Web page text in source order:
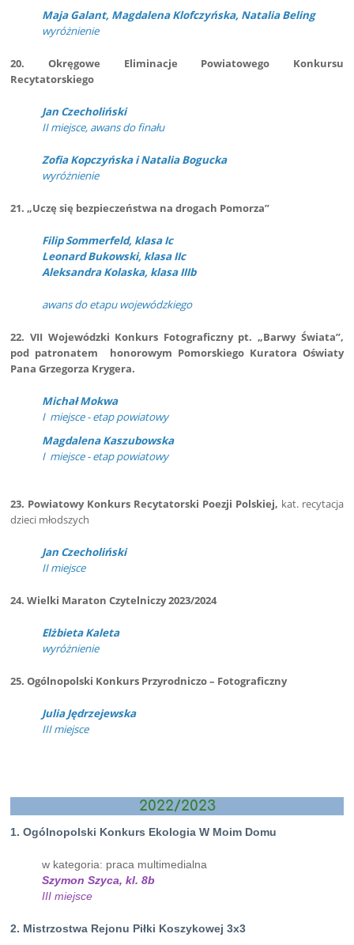
Maja Galant, Magdalena Klofczyńska, Natalia Beling
wyróżnienie
20. Okręgowe Eliminacje Powiatowego Konkursu
Recytatorskiego
Jan Czecholiński
II miejsce, awans do finału
Zofia Kopczyńska i Natalia Bogucka
wyróżnienie
21. „Uczę się bezpieczeństwa na drogach Pomorza”
Filip Sommerfeld, klasa Ic
Leonard Bukowski, klasa IIc
Aleksandra Kolaska, klasa IIIb
awans do etapu wojewódzkiego
22. VII Wojewódzki Konkurs Fotograficzny pt. „Barwy Świata”,
pod patronatem honorowym Pomorskiego Kuratora Oświaty
Pana Grzegorza Krygera.
Michał Mokwa
I miejsce - etap powiatowy
Magdalena Kaszubowska
I miejsce - etap powiatowy
23. Powiatowy Konkurs Recytatorski Poezji Polskiej, kat. recytacja
dzieci młodszych
Jan Czecholiński
II miejsce
24. Wielki Maraton Czytelniczy 2023/2024
Elżbieta Kaleta
wyróżnienie
25. Ogólnopolski Konkurs Przyrodniczo – Fotograficzny
Julia Jędrzejewska
III miejsce
2022/2023
1.Ogólnopolski Konkurs Ekologia W Moim Domu
w kategoria: praca multimedialna
Szymon Szyca, kl. 8b
III miejsce
2. Mistrzostwa Rejonu Piłki Koszykowej 3x3